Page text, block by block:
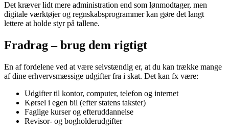
Det kræver lidt mere administration end som lønmodtager, men
digitale værktøjer og regnskabsprogrammer kan gøre det langt
lettere at holde styr på tallene.
Fradrag – brug dem rigtigt
En af fordelene ved at være selvstændig er, at du kan trække mange
af dine erhvervsmæssige udgifter fra i skat. Det kan fx være:
Udgifter til kontor, computer, telefon og internet
Kørsel i egen bil (efter statens takster)
Faglige kurser og efteruddannelse
Revisor- og bogholderudgifter